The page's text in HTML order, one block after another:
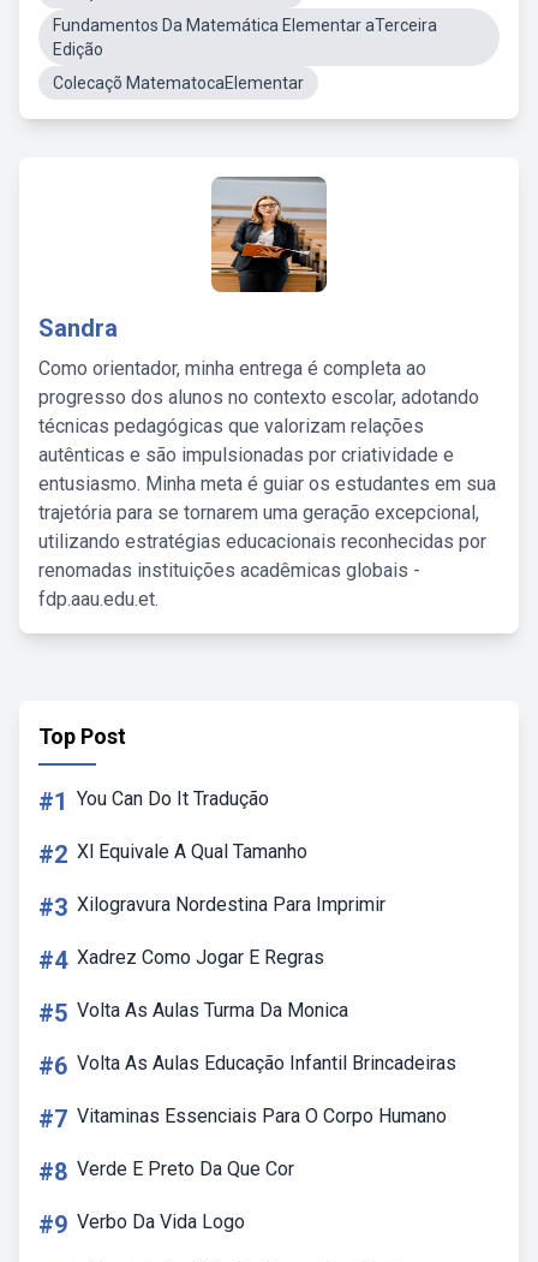
Fundamentos Da Matemática Elementar aTerceira
Edição
Colecaçõ MatematocaElementar
Sandra
Como orientador, minha entrega é completa ao
progresso dos alunos no contexto escolar, adotando
técnicas pedagógicas que valorizam relações
autênticas e são impulsionadas por criatividade e
entusiasmo. Minha meta é guiar os estudantes em sua
trajetória para se tornarem uma geração excepcional,
utilizando estratégias educacionais reconhecidas por
renomadas instituições acadêmicas globais -
fdp.aau.edu.et.
Top Post
#1 You Can Do It Tradução
#2 Xl Equivale A Qual Tamanho
#3 Xilogravura Nordestina Para Imprimir
#4 Xadrez Como Jogar E Regras
#5 Volta As Aulas Turma Da Monica
#6 Volta As Aulas Educação Infantil Brincadeiras
#7 Vitaminas Essenciais Para O Corpo Humano
#8 Verde E Preto Da Que Cor
#9 Verbo Da Vida Logo